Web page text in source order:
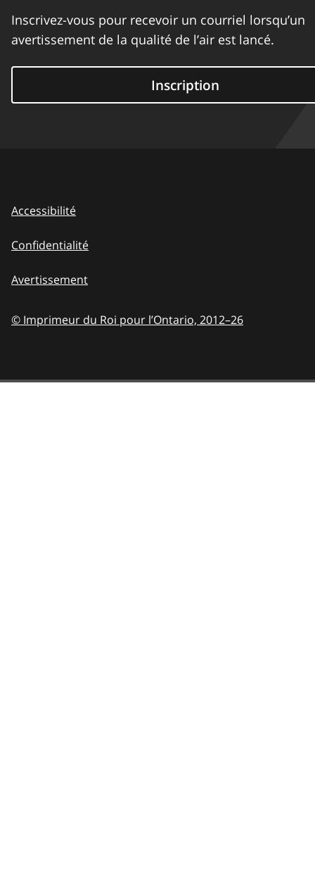
Inscrivez-vous pour recevoir un courriel lorsqu’un
avertissement de la qualité de l’air est lancé.
Inscription
Accessibilité
Confidentialité
Avertissement
© Imprimeur du Roi pour l’Ontario, 2012–26